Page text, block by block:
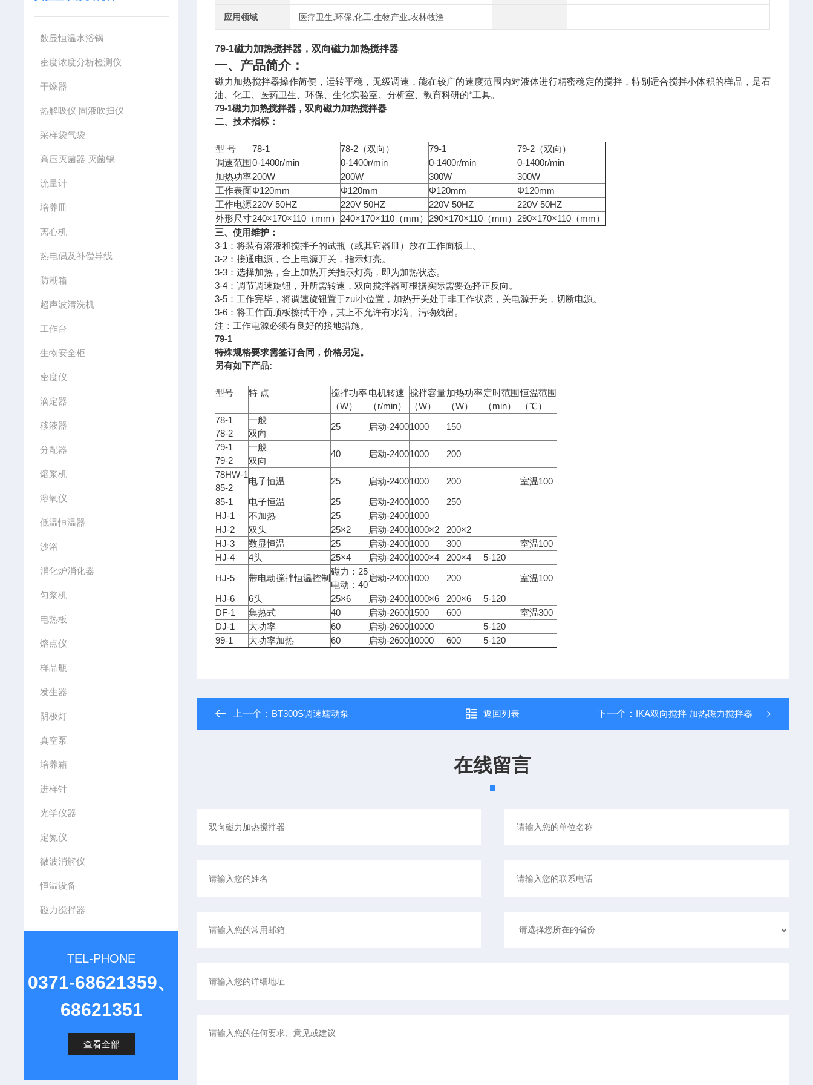
数显恒温水浴锅
密度浓度分析检测仪
干燥器
热解吸仪 固液吹扫仪
采样袋气袋
高压灭菌器 灭菌锅
流量计
培养皿
离心机
热电偶及补偿导线
防潮箱
超声波清洗机
工作台
生物安全柜
密度仪
滴定器
移液器
分配器
熔浆机
溶氧仪
低温恒温器
沙浴
消化炉消化器
匀浆机
电热板
熔点仪
样品瓶
发生器
阴极灯
真空泵
培养箱
进样针
光学仪器
定氮仪
微波消解仪
恒温设备
磁力搅拌器
TEL-PHONE
0371-68621359、
68621351
查看全部
应用领域 医疗卫生,环保,化工,生物产业,农林牧渔
79-1磁力加热搅拌器，双向磁力加热搅拌器
一、产品简介：
磁力加热搅拌器操作简便，运转平稳，无级调速，能在较广的速度范围内对液体进行精密稳定的搅拌，特别适合搅拌小体积的样品，是石
油、化工、医药卫生、环保、生化实验室、分析室、教育科研的*工具。
79-1磁力加热搅拌器，双向磁力加热搅拌器
二、技术指标：
型 号 78-1 78-2（双向） 79-1
79-2（双向）
调速范围0-1400r/min 0-1400r/min 0-1400r/min
0-1400r/min
加热功率200W 200W 300W
300W
工作表面Φ120mm Φ120mm Φ120mm
Φ120mm
工作电源220V 50HZ 220V 50HZ 220V 50HZ
220V 50HZ
外形尺寸240×170×110（mm） 240×170×110（mm） 290×170×110（mm） 290×170×110（mm）
三、使用维护：
3-1：将装有溶液和搅拌子的试瓶（或其它器皿）放在工作面板上。
3-2：接通电源，合上电源开关，指示灯亮。
3-3：选择加热，合上加热开关指示灯亮，即为加热状态。
3-4：调节调速旋钮，升所需转速，双向搅拌器可根据实际需要选择正反向。
3-5：工作完毕，将调速旋钮置于zui小位置，加热开关处于非工作状态，关电源开关，切断电源。
3-6：将工作面顶板擦拭干净，其上不允许有水滴、污物残留。
注：工作电源必须有良好的接地措施。
79-1
特殊规格要求需签订合同，价格另定。
另有如下产品:
型号 特 点
搅拌功率
（W）
电机转速
（r/min）
搅拌容量
（W）
加热功率
（W）
定时范围
（min）
恒温范围
（℃）
78-1
78-2
一般
双向
25 启动-24001000
150
79-1
79-2
一般
双向
40 启动-24001000
200
78HW-1
85-2
电子恒温 25 启动-24001000 200
室温100
85-1
电子恒温 25 启动-24001000
250
HJ-1
不加热 25 启动-24001000
HJ-2
双头 25×2 启动-24001000×2
200×2
HJ-3
数显恒温 25 启动-24001000 300
室温100
HJ-4
4头 25×4 启动-24001000×4 200×4
5-120
HJ-5
带电动搅拌恒温控制
磁力：25
电动：40
启动-24001000 200
室温100
HJ-6
6头 25×6 启动-24001000×6 200×6
5-120
DF-1
集热式 40 启动-26001500 600
室温300
DJ-1
大功率 60 启动-260010000
5-120
99-1
大功率加热 60 启动-260010000 600 5-120
上一个： BT300S调速蠕动泵 返回列表 下一个： IKA双向搅拌 加热磁力搅拌器
在线留言